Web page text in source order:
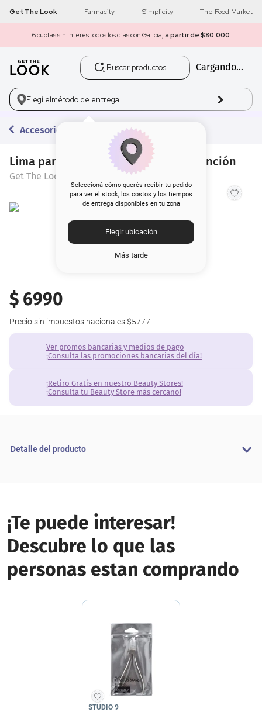
Get The Look Farmacity Simplicity The Food Market
6 cuotas sin interés todos los días con Galicia, a partir de $80.000
Buscar productos
Cargando...
Elegí elmétodo de entrega
Seleccioná cómo querés recibir tu pedido
para ver el stock, los costos y los tiempos
de entrega disponibles en tu zona
Elegir ubicación
Más tarde
Accesorios
Lima para Uñas Get the Look Multifunción
Get The Look
$ 6990
Precio sin impuestos nacionales $5777
Ver promos bancarias y medios de pago
¡Consulta las promociones bancarias del día!
¡Retiro Gratis en nuestro Beauty Stores!
¡Consulta tu Beauty Store más cercano!
Detalle del producto
¡Te puede interesar!
Descubre lo que las
personas estan comprando
STUDIO 9
1 get the look
2 máscara pestañas
3.
5. corrector
6.
9. nyx
10. cher